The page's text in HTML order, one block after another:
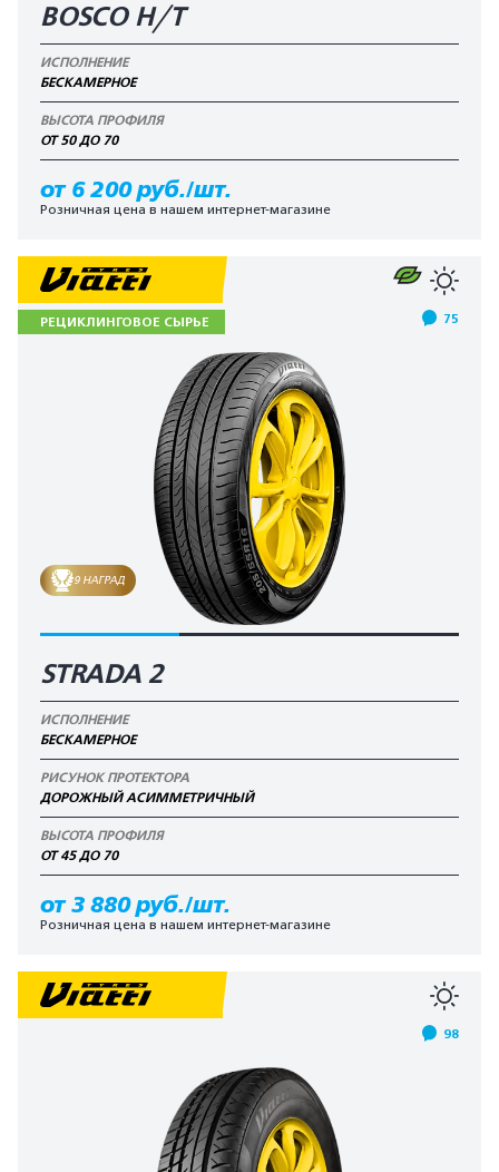
BOSCO H/T
ИСПОЛНЕНИЕ
БЕСКАМЕРНОЕ
ВЫСОТА ПРОФИЛЯ
ОТ 50 ДО 70
от 6 200 руб./шт.
Розничная цена в нашем интернет-магазине
РЕЦИКЛИНГОВОЕ СЫРЬЕ 75
9 НАГРАД
STRADA 2
ИСПОЛНЕНИЕ
БЕСКАМЕРНОЕ
РИСУНОК ПРОТЕКТОРА
ДОРОЖНЫЙ АСИММЕТРИЧНЫЙ
ВЫСОТА ПРОФИЛЯ
ОТ 45 ДО 70
от 3 880 руб./шт.
Розничная цена в нашем интернет-магазине
98